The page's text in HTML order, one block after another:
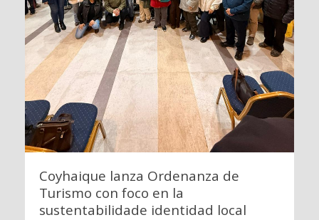
Coyhaique lanza Ordenanza de
Turismo con foco en la
sustentabilidade identidad local